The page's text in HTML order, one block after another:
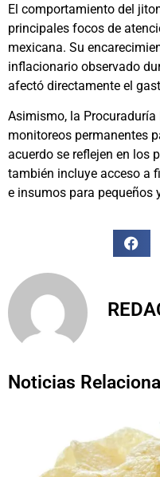
El comportamiento del
principales focos de
mexicana. Su
inflacionario observado
afectó directamente el
Asimismo, la
monitoreos permanentes
acuerdo se reflejen en los
también incluye acceso a
e insumos para pequeños
Noticias